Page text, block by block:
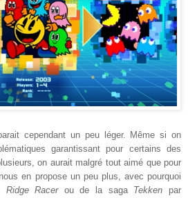
cependant un peu léger. Même si on
garantissant pour certains des
on aurait malgré tout aimé que pour
en propose un peu plus, avec pourquoi
Ridge Racerou de la saga Tekken par